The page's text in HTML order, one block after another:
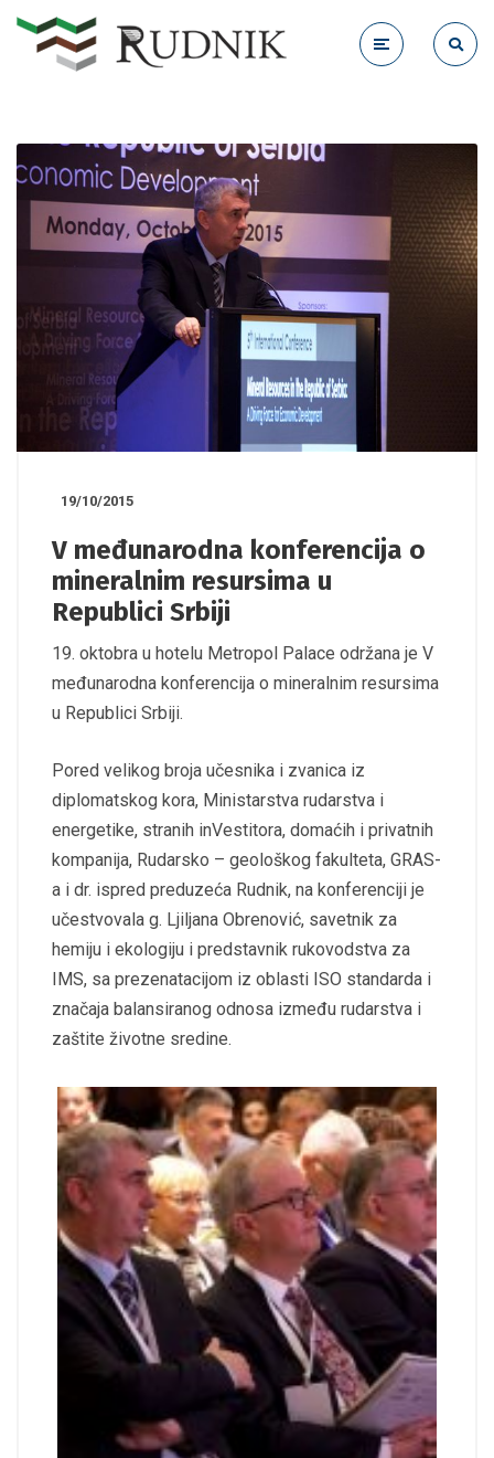
19/10/2015
V međunarodna konferencija o
mineralnim resursima u
Republici Srbiji
19. oktobra u hotelu Metropol Palace održana je V
međunarodna konferencija o mineralnim resursima
u Republici Srbiji.
Pored velikog broja učesnika i zvanica iz
diplomatskog kora, Ministarstva rudarstva i
energetike, stranih inVestitora, domaćih i privatnih
kompanija, Rudarsko – geološkog fakulteta, GRAS-
a i dr. ispred preduzeća Rudnik, na konferenciji je
učestvovala g. Ljiljana Obrenović, savetnik za
hemiju i ekologiju i predstavnik rukovodstva za
IMS, sa prezenatacijom iz oblasti ISO standarda i
značaja balansiranog odnosa između rudarstva i
zaštite životne sredine.